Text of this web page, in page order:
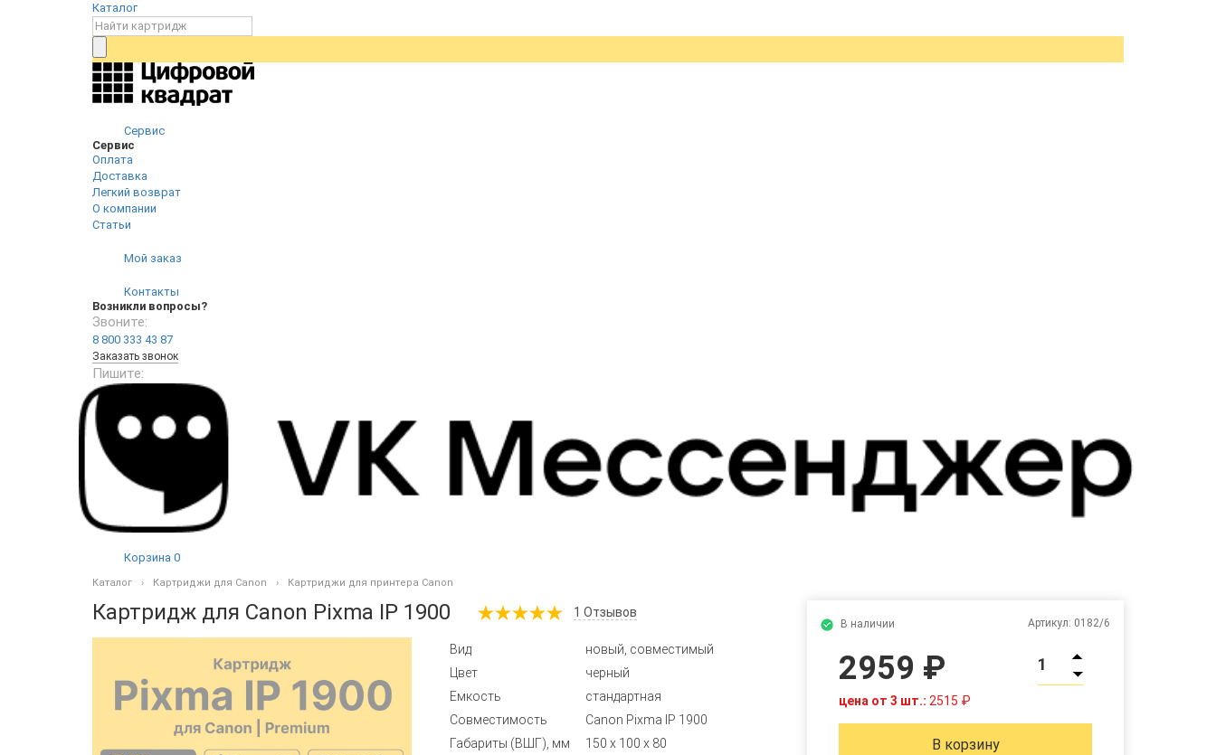
Каталог
Сервис
Сервис
Оплата
Доставка
Легкий возврат
О компании
Статьи
Мой заказ
Контакты
Возникли вопросы?
Звоните:
8 800 333 43 87
Заказать звонок
Пишите:
Корзина 0
Каталог Картриджи для Canon Картриджи для принтера Canon
Картридж для Canon Pixma IP 1900 1 Отзывов
Вид
новый, совместимый
Цвет
черный
Емкость
стандартная
Совместимость
Canon Pixma IP 1900
Габариты (ВШГ), мм
150 x 100 x 80
В наличии Артикул: 0182/6
2959 ₽
цена от 3 шт.: 2515 ₽
1
В корзину